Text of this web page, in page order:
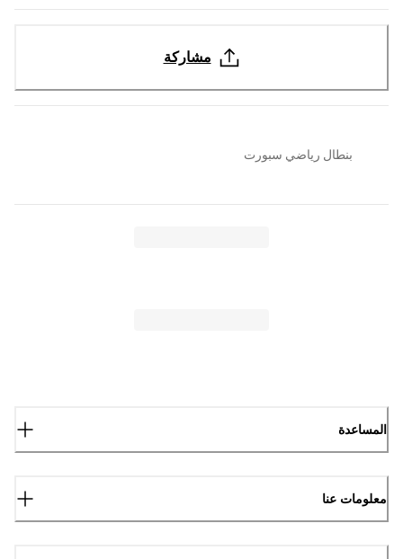
مشاركة
بنطال رياضي سبورت
المساعدة
معلومات عنا